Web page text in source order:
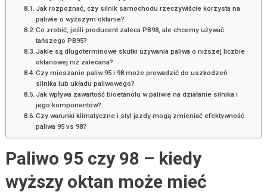
Jak rozpoznać, czy silnik samochodu rzeczywiście korzysta na
paliwie o wyższym oktanie?
Co zrobić, jeśli producent zaleca PB98, ale chcemy używać
tańszego PB95?
Jakie są długoterminowe skutki używania paliwa o niższej liczbie
oktanowej niż zalecana?
Czy mieszanie paliw 95 i 98 może prowadzić do uszkodzeń
silnika lub układu paliwowego?
Jak wpływa zawartość bioetanolu w paliwie na działanie silnika i
jego komponentów?
Czy warunki klimatyczne i styl jazdy mogą zmieniać efektywność
paliwa 95 vs 98?
Paliwo 95 czy 98 – kiedy
wyższy oktan może mieć